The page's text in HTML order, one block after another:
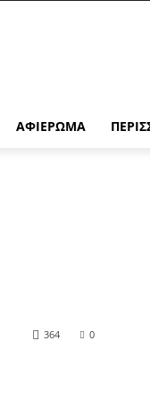
ΑΦΙΈΡΩΜΑ
0
364